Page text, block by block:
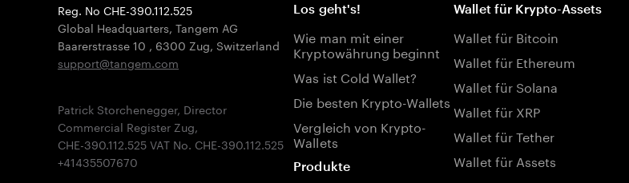
Reg. No CHE-390.112.525
Global Headquarters, Tangem AG
Baarerstrasse 10 , 6300 Zug, Switzerland
support@tangem.com
Patrick Storchenegger, Director
Commercial Register Zug,
CHE-390.112.525 VAT No. CHE-390.112.525
Los geht's!
Wie man mit einer
Kryptowährung beginnt
Was ist Cold Wallet?
Die besten Krypto-Wallets
Vergleich von Krypto-
Wallets
Produkte
Wallet für Krypto-Assets
Wallet für Bitcoin
Wallet für Ethereum
Wallet für Solana
Wallet für XRP
Wallet für Tether
Wallet für Assets